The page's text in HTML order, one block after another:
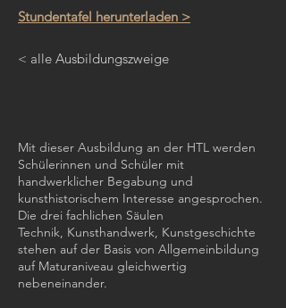
Stundentafel herunterladen >
< alle Ausbildungszweige
Mit dieser Ausbildung an der HTL werden
Schülerinnen und Schüler mit
handwerklicher Begabung und
kunsthistorischem Interesse angesprochen.
Die drei fachlichen Säulen
Technik, Kunsthandwerk, Kunstgeschichte
stehen auf der Basis von Allgemeinbildung
auf Maturaniveau gleichwertig
nebeneinander.